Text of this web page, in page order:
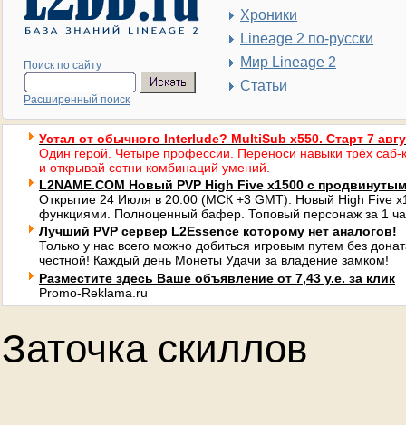
Поиск по сайту
Расширенный поиск
Хроники
Lineage 2 по-русски
Мир Lineage 2
Статьи
Устал от обычного Interlude? MultiSub x550. Старт 7
Один герой. Четыре профессии. Переноси навыки трёх саб-
и открывай сотни комбинаций умений.
L2NAME.COM Новый PVP High Five x1500 с
Открытие 24 Июля в 20:00 (МСК +3 GMT). Новый High Five
функциями. Полноценный бафер. Топовый персонаж за 1
Лучший PVP сервер L2Essence которому нет аналогов!
Только у нас всего можно добиться игровым путем без
честной! Каждый день Монеты Удачи за владение замком!
Разместите здесь Ваше объявление от 7,43 у.е. за клик
Promo-Reklama.ru
Заточка скиллов